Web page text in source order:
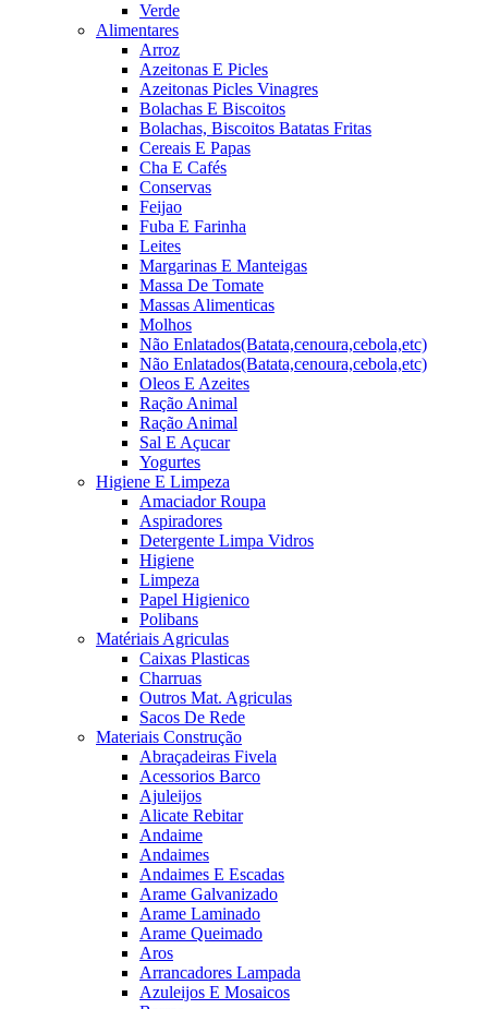
Verde
Alimentares
Arroz
Azeitonas E Picles
Azeitonas Picles Vinagres
Bolachas E Biscoitos
Bolachas, Biscoitos Batatas Fritas
Cereais E Papas
Cha E Cafés
Conservas
Feijao
Fuba E Farinha
Leites
Margarinas E Manteigas
Massa De Tomate
Massas Alimenticas
Molhos
Não Enlatados(Batata,cenoura,cebola,etc)
Não Enlatados(Batata,cenoura,cebola,etc)
Oleos E Azeites
Ração Animal
Ração Animal
Sal E Açucar
Yogurtes
Higiene E Limpeza
Amaciador Roupa
Aspiradores
Detergente Limpa Vidros
Higiene
Limpeza
Papel Higienico
Polibans
Matériais Agriculas
Caixas Plasticas
Charruas
Outros Mat. Agriculas
Sacos De Rede
Materiais Construção
Abraçadeiras Fivela
Acessorios Barco
Ajuleijos
Alicate Rebitar
Andaime
Andaimes
Andaimes E Escadas
Arame Galvanizado
Arame Laminado
Arame Queimado
Aros
Arrancadores Lampada
Azuleijos E Mosaicos